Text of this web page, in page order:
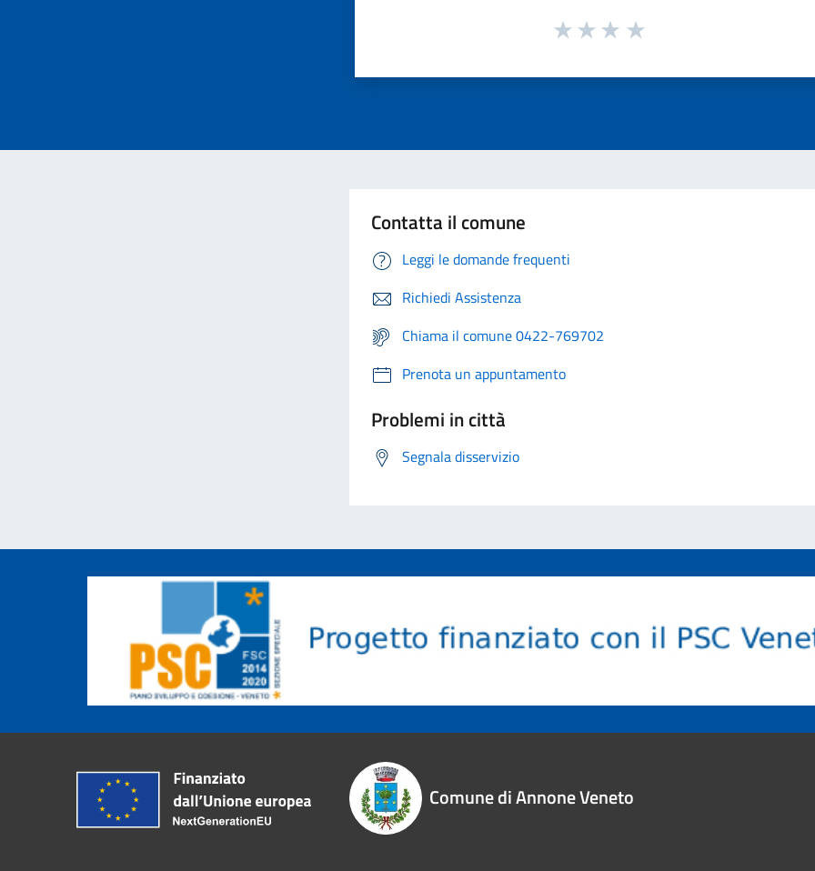
Contatta il comune
Leggi le domande frequenti
Richiedi Assistenza
Chiama il comune 0422-769702
Prenota un appuntamento
Problemi in città
Segnala disservizio
Comune di Annone Veneto